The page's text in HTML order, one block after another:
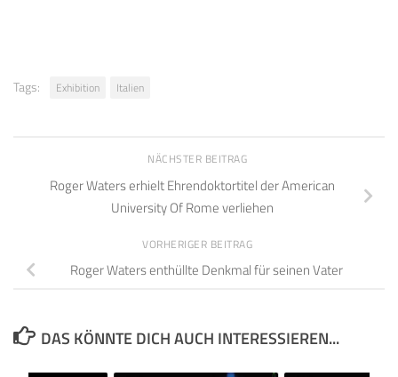
Tags: Exhibition Italien
NÄCHSTER BEITRAG
Roger Waters erhielt Ehrendoktortitel der American
University Of Rome verliehen
VORHERIGER BEITRAG
Roger Waters enthüllte Denkmal für seinen Vater
DAS KÖNNTE DICH AUCH INTERESSIEREN...